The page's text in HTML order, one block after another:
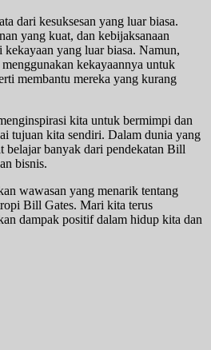
dari kesuksesan yang luar biasa.
yang kuat, dan kebijaksanaan
kekayaan yang luar biasa. Namun,
kekayaannya untuk
membantu mereka yang kurang
kita untuk bermimpi dan
tujuan kita sendiri. Dalam dunia yang
belajar banyak dari pendekatan Bill
bisnis.
wawasan yang menarik tentang
Bill Gates. Mari kita terus
dampak positif dalam hidup kita dan